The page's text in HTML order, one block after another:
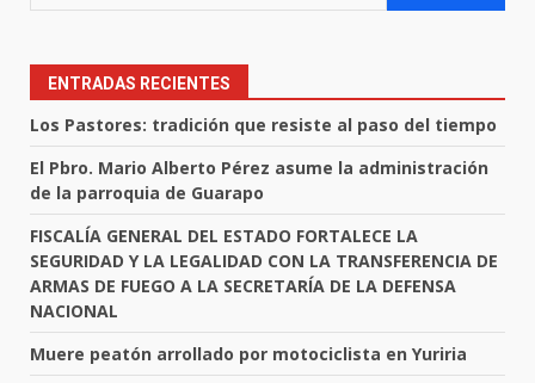
ENTRADAS RECIENTES
Los Pastores: tradición que resiste al paso del tiempo
El Pbro. Mario Alberto Pérez asume la administración
de la parroquia de Guarapo
FISCALÍA GENERAL DEL ESTADO FORTALECE LA
SEGURIDAD Y LA LEGALIDAD CON LA TRANSFERENCIA DE
ARMAS DE FUEGO A LA SECRETARÍA DE LA DEFENSA
NACIONAL
Muere peatón arrollado por motociclista en Yuriria